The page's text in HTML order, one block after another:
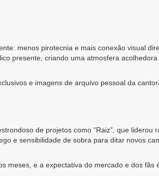
menos pirotecnia e mais conexão visual
presente, criando uma atmosfera
e imagens de arquivo pessoal da
de projetos como “Raiz”, que liderou
e sensibilidade de sobra para ditar novos
meses, e a expectativa do mercado e dos fãs